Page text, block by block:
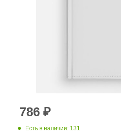
786 ₽
Есть в наличии: 131